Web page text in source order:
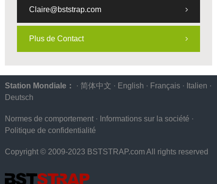
Claire@bststrap.com
Plus de Contact
Station Mondiale： · 简体中文 · English · Français · Italien ·
Deutsch
Normes de comportement · Informations sur la société ·
Politique de confidentialité
Copyright © 2009-2023 BSTSTRAP.com All rights reserved